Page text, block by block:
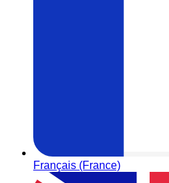
Français (France)